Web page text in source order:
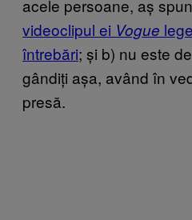
acele persoane, aș
videoclipul ei Vogue
întrebări; și b) nu este
gândiți așa, având în
presă.